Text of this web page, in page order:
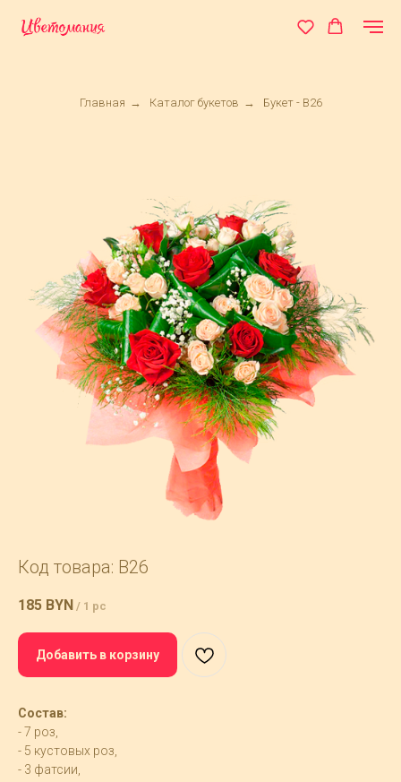
Главная → Каталог букетов → Букет - B26
Код товара: B26
185 BYN / 1 pc
Добавить в корзину
Состав:
- 7 роз,
- 5 кустовых роз,
- 3 фатсии,